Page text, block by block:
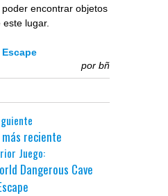
encontrar objetos
lugar.
por bñ
reciente
Juego:
Dangerous Cave